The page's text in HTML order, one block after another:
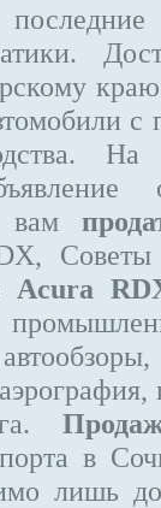
с
о
вам
Советы
Acura
в
лишь